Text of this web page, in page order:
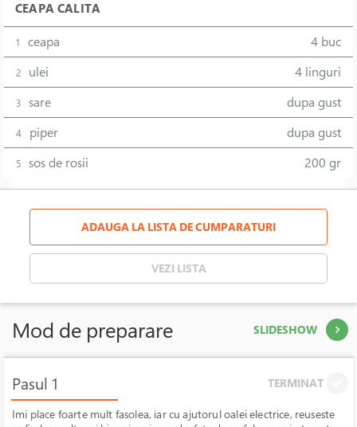
CEAPA CALITA
1 ceapa 4 buc
2 ulei 4 linguri
3 sare dupa gust
4 piper dupa gust
5 sos de rosii 200 gr
ADAUGA LA LISTA DE CUMPARATURI
VEZI LISTA
Mod de preparare SLIDESHOW
Pasul 1 TERMINAT
Imi place foarte mult fasolea, iar cu ajutorul oalei electrice, reuseste